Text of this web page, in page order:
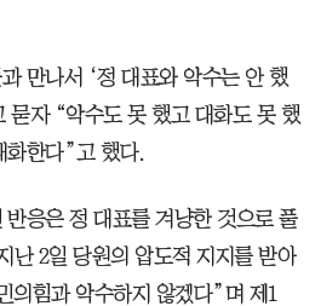
만나서 ‘정 대표와 악수는 안 했
묻자 “악수도 못 했고 대화도 못 했
한다”고 했다.
응은 정 대표를 겨냥한 것으로 풀
난 2일 당원의 압도적 지지를 받아
의힘과 악수하지 않겠다”며 제1